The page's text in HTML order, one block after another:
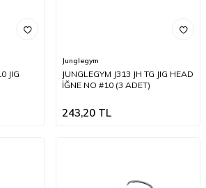
JIG
Junglegym
JUNGLEGYM J313 JH TG JIG HEAD
İĞNE NO #10 (3 ADET)
243,20 TL